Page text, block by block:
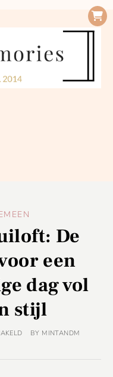
De
een
dag vol
stijl
BY MINTANDM